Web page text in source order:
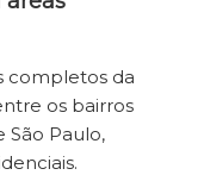
completos da
os bairros
São Paulo,